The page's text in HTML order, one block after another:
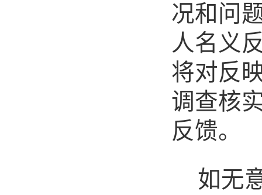
况和问
人名义
将对反
调查核
反馈。
如无